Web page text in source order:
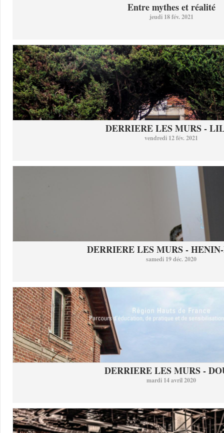
Entre mythes et réalité
jeudi 18 fév. 2021
DERRIERE LES MURS -
vendredi 12 fév. 2021
DERRIERE LES MURS -
samedi 19 déc. 2020
DERRIERE LES MURS -
mardi 14 avril 2020